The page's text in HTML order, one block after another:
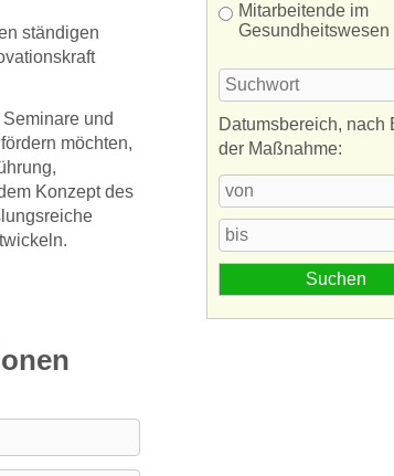
ständigen
und
möchten,
Konzept des
Mitarbeitende im
Gesundheitswesen
Datumsbereich, nach
der Maßnahme: